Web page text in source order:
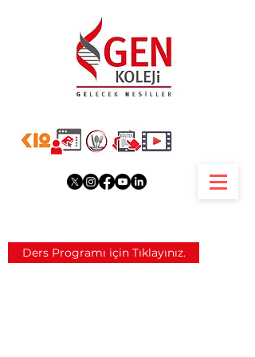
Ders Programı için Tıklayınız.